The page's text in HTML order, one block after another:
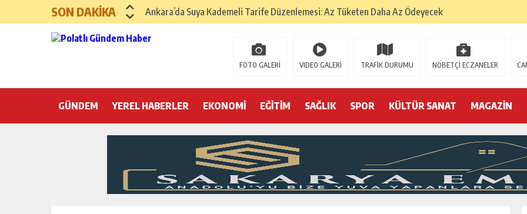
SON DAKİKA
Yılın Gastronomi İlçesi Haymana
Polatlı Sakarya Köyü’nde Kırım Tatarlarının Tepreş Coşkusu
İBB operasyonunda üçüncü dalga: 22 kişi hakkında gözaltı kararı
Hayri Kozanoğlu… Erdoğan’ın 3 devri
Saray makyaj tutmaz
Seçmeli demokrasi: Kimine şeker, kimine zehir
Pepe’yi sevmek kolay, ya Pepe olmak? (I)
FOTO GALERİ VIDEO GALERİ TRAFİK DURUMU NÖBETÇİ ECZANELER
GÜNDEM YEREL HABERLER EKONOMİ EĞİTİM SAĞLIK SPOR KÜLTÜR SANAT MAGAZİN